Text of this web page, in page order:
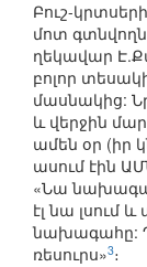
Բուշ-
մոտ
ղեկավար
բոլոր
մասնակից:
և վերջին
ամեն օր (իր
ասում էին
«Նա
էլ նա լսում և
նախագահը:
ռեսուրս»3։